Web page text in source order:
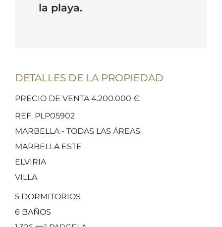
la playa.
DETALLES DE LA PROPIEDAD
PRECIO DE VENTA 4.200.000 €
REF. PLP05902
MARBELLA - TODAS LAS ÁREAS
MARBELLA ESTE
ELVIRIA
VILLA
5 DORMITORIOS
6 BAÑOS